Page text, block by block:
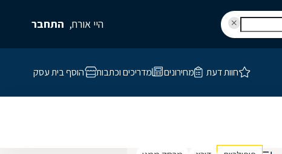
היי אורח, התחבר
חוות דעת מחירונים מדריכים וכתבות הוסף בית עסק